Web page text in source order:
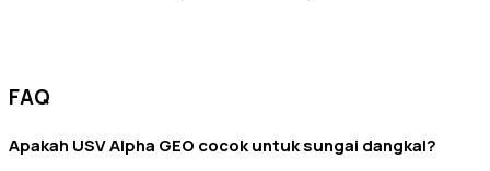
FAQ
Apakah USV Alpha GEO cocok untuk sungai dangkal?